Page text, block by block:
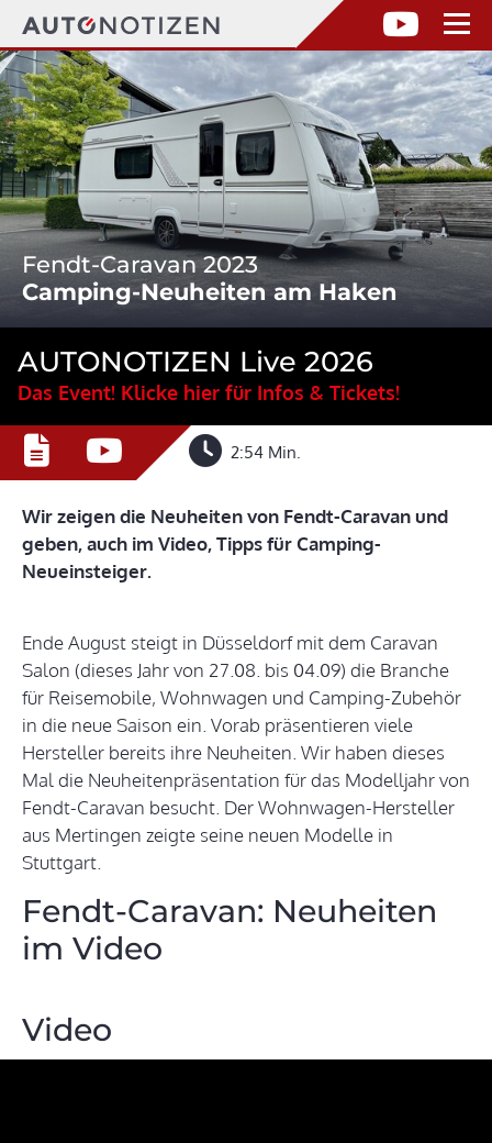
Fendt-Caravan 2023
Camping-Neuheiten am Haken
AUTONOTIZEN Live 2026
Das Event! Klicke hier für Infos & Tickets!
2:54 Min.
Wir zeigen die Neuheiten von Fendt-Caravan und
geben, auch im Video, Tipps für Camping-
Neueinsteiger.
Ende August steigt in Düsseldorf mit dem Caravan
Salon (dieses Jahr von 27.08. bis 04.09) die Branche
für Reisemobile, Wohnwagen und Camping-Zubehör
in die neue Saison ein. Vorab präsentieren viele
Hersteller bereits ihre Neuheiten. Wir haben dieses
Mal die Neuheitenpräsentation für das Modelljahr von
Fendt-Caravan besucht. Der Wohnwagen-Hersteller
aus Mertingen zeigte seine neuen Modelle in
Stuttgart.
Fendt-Caravan: Neuheiten
im Video
Video